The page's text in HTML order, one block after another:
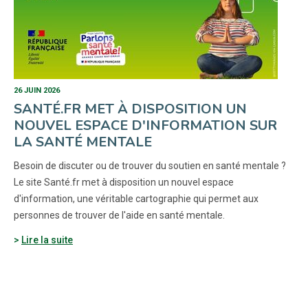
26 JUIN 2026
SANTÉ.FR MET À DISPOSITION UN
NOUVEL ESPACE D'INFORMATION SUR
LA SANTÉ MENTALE
Besoin de discuter ou de trouver du soutien en santé mentale ?
Le site Santé.fr met à disposition un nouvel espace
d'information, une véritable cartographie qui permet aux
personnes de trouver de l'aide en santé mentale.
Lire la suite